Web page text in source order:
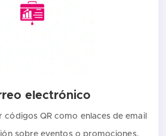
electrónico
códigos QR como enlaces de email
sobre eventos o promociones.